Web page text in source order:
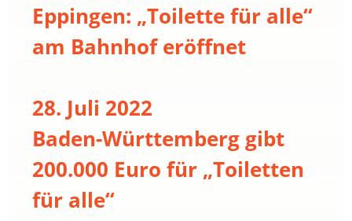
Eppingen: „Toilette für alle“
am Bahnhof eröffnet
28. Juli 2022
Baden-Württemberg gibt
200.000 Euro für „Toiletten
für alle“